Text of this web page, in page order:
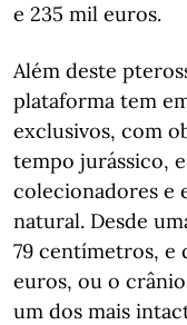
e 235 mil euros.
Além deste
plataforma tem
exclusivos, com
tempo jurássico,
colecionadores e
natural. Desde
79 centímetros, e
euros, ou o
um dos mais